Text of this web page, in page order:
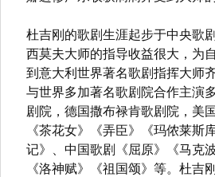
杜吉刚的歌剧生涯起步于中央歌
西莫夫大师的指导收益很大，为
到意大利世界著名歌剧指挥大师
与世界多加著名歌剧院合作主演
剧院，德国撒布禄肯歌剧院，美
《茶花女》《弄臣》《玛侬莱
记》、中国歌剧《屈原》《马克
《洛神赋》《祖国颂》等。杜